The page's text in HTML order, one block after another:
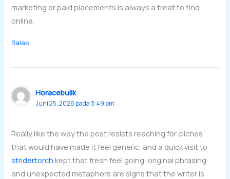
marketing or paid placements is always a treat to find
online.
Balas
Horacebuilk
Juni 25, 2026 pada 3:49 pm
Really like the way the post resists reaching for cliches
that would have made it feel generic, and a quick visit to
stridertorch kept that fresh feel going, original phrasing
and unexpected metaphors are signs that the writer is